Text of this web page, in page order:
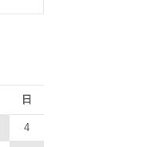
日
4